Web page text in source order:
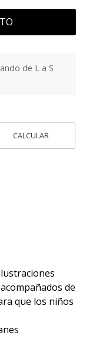
de L a S
CALCULAR
de
que los niños